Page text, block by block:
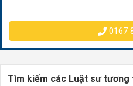
0167
Tìm kiếm các Luật sư tương